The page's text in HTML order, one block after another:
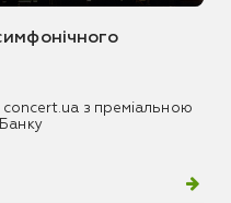
concert.ua з преміальною